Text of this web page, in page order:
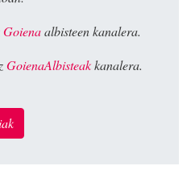
Goienaalbisteen kanalera.
GoienaAlbisteakkanalera.